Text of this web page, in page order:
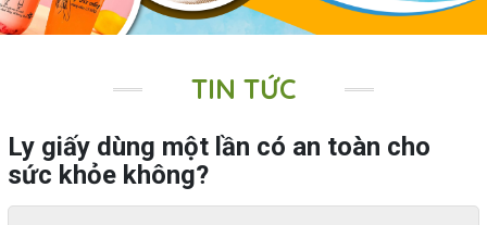
TIN TỨC
Ly giấy dùng một lần có an toàn cho
sức khỏe không?